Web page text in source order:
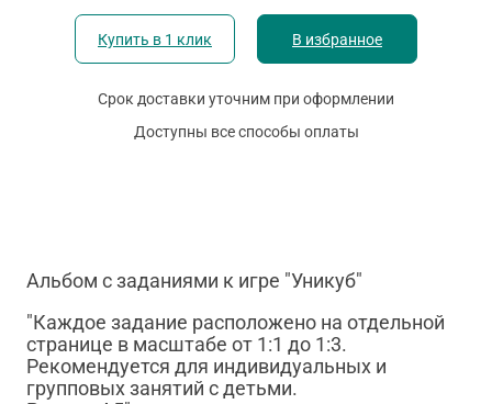
Купить в 1 клик В избранное
Срок доставки уточним при оформлении
Доступны все способы оплаты
Альбом с заданиями к игре "Уникуб"
"Каждое задание расположено на отдельной
странице в масштабе от 1:1 до 1:3.
Рекомендуется для индивидуальных и
групповых занятий с детьми.